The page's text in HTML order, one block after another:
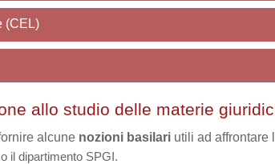
(CEL)
allo studio delle materie
alcune nozioni basilari utili ad affrontare
il dipartimento SPGI.